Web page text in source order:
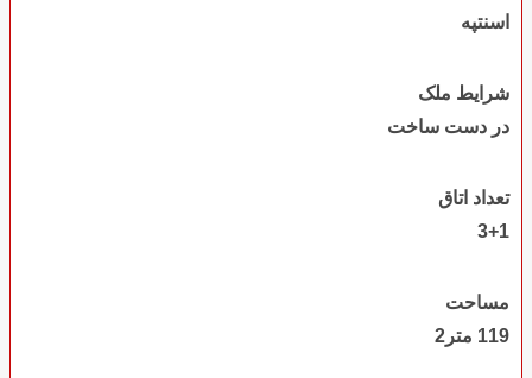
اسنتپه
شرایط ملک
در دست ساخت
تعداد اتاق
3+1
مساحت
119 متر2